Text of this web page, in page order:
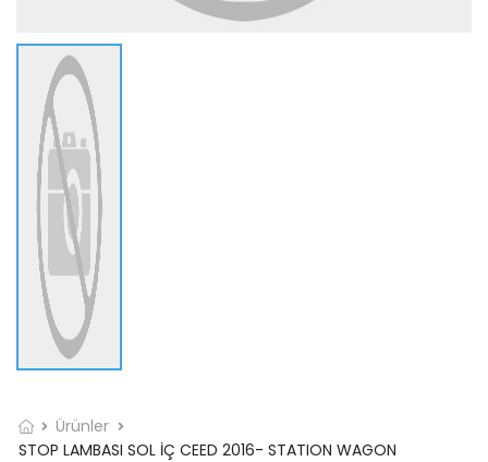
Ürünler
STOP LAMBASI SOL İÇ CEED 2016- STATION WAGON